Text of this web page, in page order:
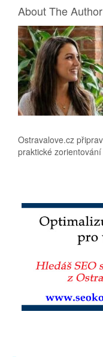
About The Author
Ostravalove.cz
praktické